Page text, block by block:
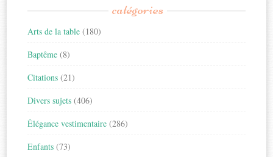
catégories
Arts de la table (180)
Baptême (8)
Citations (21)
Divers sujets (406)
Élégance vestimentaire (286)
Enfants (73)